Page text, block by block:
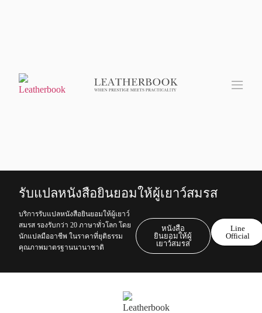
รับแปลหนังสือยินยอมให้ผู้เยาว์สมรส
บริการรับแปลหนังสือยินยอมให้ผู้เยาว์
สมรส รองรับกว่า 20 ภาษาทั่วโลก โดย
นักแปลมืออาชีพ ในราคาที่ยุติธรรม
คุณภาพมาตรฐานนานาชาติ
หนังสือ
ยินยอมให้ผู้
เยาว์สมรส
Line
Official